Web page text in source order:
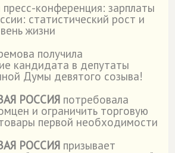
пресс-конференция: зарплаты
статистический рост и
жизни
получила
кандидата в депутаты
Думы девятого созыва!
РОССИЯ потребовала
и ограничить торговую
первой необходимости
РОССИЯ призывает